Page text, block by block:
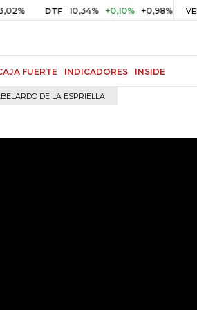
DTF 10,34% +0,10% +0,98% UVR $
FUERTE INDICADORES INSIDE
DE LA ESPRIELLA